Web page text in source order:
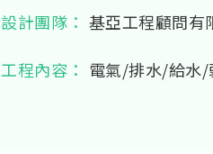
設計團隊： 基亞工程顧問有
工程內容： 電氣/排水/給水/